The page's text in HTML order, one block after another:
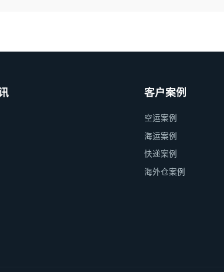
客户案例
空运案例
海运案例
快递案例
海外仓案例